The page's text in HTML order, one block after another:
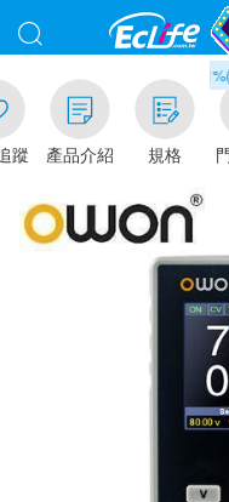
蹤 產品介紹 規格
滿千元門市取貨現折1%(